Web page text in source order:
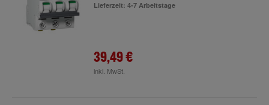
Lieferzeit: 4-7 Arbeitstage
39,49 €
inkl. MwSt.